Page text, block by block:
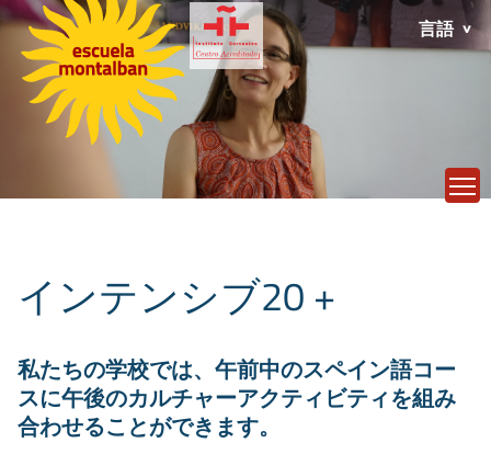
言語
インテンシブ20 +
私たちの学校では、午前中のスペイン語コー
スに午後のカルチャーアクティビティを組み
合わせることができます。